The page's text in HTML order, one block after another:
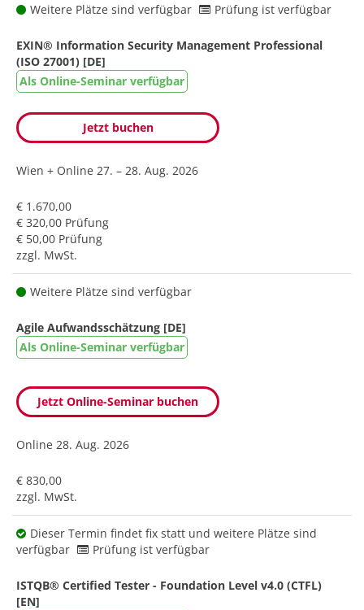
Weitere Plätze sind verfügbar Prüfung ist verfügbar
EXIN® Information Security Management Professional
(ISO 27001) [DE]
Als Online-Seminar verfügbar
Jetzt buchen
Wien + Online 27. – 28. Aug. 2026
€ 1.670,00
€ 320,00 Prüfung
€ 50,00 Prüfung
zzgl. MwSt.
Weitere Plätze sind verfügbar
Agile Aufwandsschätzung [DE]
Als Online-Seminar verfügbar
Jetzt Online-Seminar buchen
Online 28. Aug. 2026
€ 830,00
zzgl. MwSt.
Dieser Termin findet fix statt und weitere Plätze sind
verfügbar
Prüfung ist verfügbar
ISTQB® Certified Tester - Foundation Level v4.0 (CTFL)
[EN]